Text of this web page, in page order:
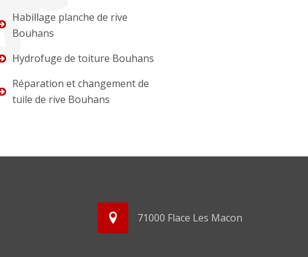
Habillage planche de rive
Bouhans
Hydrofuge de toiture Bouhans
Réparation et changement de
tuile de rive Bouhans
71000 Flace Les Macon